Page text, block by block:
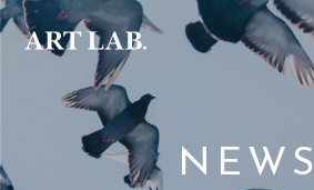
NEWS